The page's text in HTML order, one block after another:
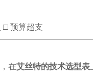
□ 预算超支
在艾丝特的技术选型表